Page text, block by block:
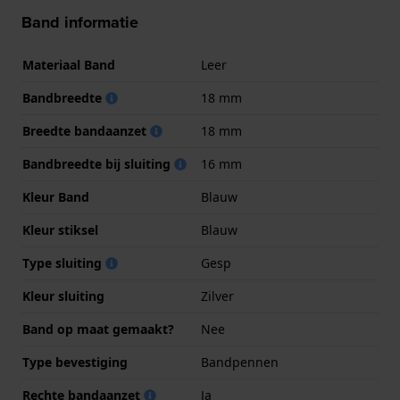
Band informatie
Materiaal Band
Leer
Bandbreedte
18 mm
Breedte bandaanzet
18 mm
Bandbreedte bij sluiting
16 mm
Kleur Band
Blauw
Kleur stiksel
Blauw
Type sluiting
Gesp
Kleur sluiting
Zilver
Band op maat gemaakt?
Nee
Type bevestiging
Bandpennen
Rechte bandaanzet
Ja